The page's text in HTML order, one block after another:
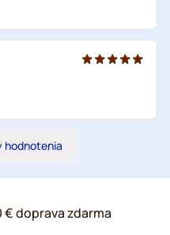
hodnotenia
€ doprava zdarma